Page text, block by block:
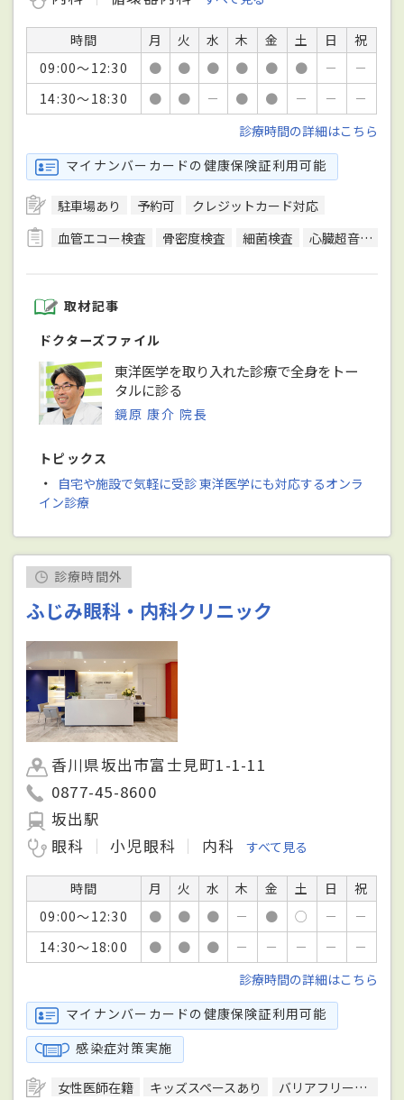
時間 月 火 水 木 金 土 日
祝
09:00～12:30
● ● ● ● ● ● －
－
14:30～18:30
● ● － ● ● － －
－
診療時間の詳細はこちら
マイナンバーカードの健康保険証利用可能
駐車場あり 予約可
クレジットカード対応
血管エコー検査
骨密度検査 細菌検査 心臓超音波（エコー）検査
取材記事
ドクターズファイル
東洋医学を取り入れた診療で全身をトー
タルに診る
鏡原 康介 院長
トピックス
・
自宅や施設で気軽に受診 東洋医学にも対応するオンラ
イン診療
診療時間外
ふじみ眼科・内科クリニック
香川県坂出市富士見町1-1-11
0877-45-8600
坂出駅
眼科
小児眼科 内科 すべて見る
時間 月 火 水 木 金 土 日
祝
09:00～12:30
● ● ● － ● ○ －
－
14:30～18:00
● ● ● － － － －
－
診療時間の詳細はこちら
マイナンバーカードの健康保険証利用可能
感染症対策実施
女性医師在籍 キッズスペースあり バリアフリー対応